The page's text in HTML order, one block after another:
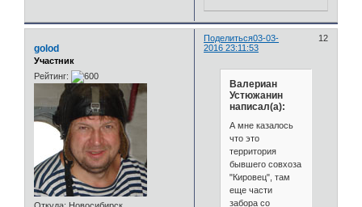
Поделиться 12
03-03-
2016 23:11:53
golod
Участник
Рейтинг:
Валериан
Устюжанин
написал(а):
А мне казалось
что это
территория
бывшего совхоза
"Кировец", там
еще части
забора со